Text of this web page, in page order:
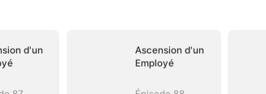
d'un
Ascension d'un
Employé